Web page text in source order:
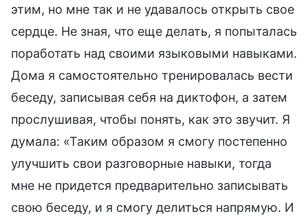
этим, но мне так и не удавалось открыть свое
сердце. Не зная, что еще делать, я попыталась
поработать над своими языковыми навыками.
Дома я самостоятельно тренировалась вести
беседу, записывая себя на диктофон, а затем
прослушивая, чтобы понять, как это звучит. Я
думала: «Таким образом я смогу постепенно
улучшить свои разговорные навыки, тогда
мне не придется предварительно записывать
свою беседу, и я смогу делиться напрямую. И